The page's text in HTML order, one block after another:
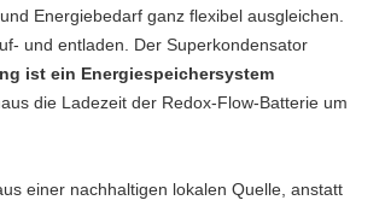
Energiebedarf ganz flexibel ausgleichen.
und entladen. Der Superkondensator
ist ein Energiespeichersystem
die Ladezeit der Redox-Flow-Batterie um
einer nachhaltigen lokalen Quelle, anstatt